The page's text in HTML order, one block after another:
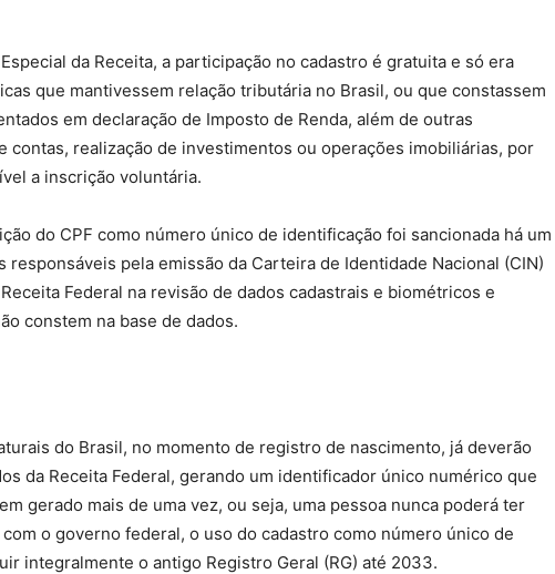
da Receita, a participação no cadastro é gratuita e só era
que mantivessem relação tributária no Brasil, ou que constassem
em declaração de Imposto de Renda, além de outras
contas, realização de investimentos ou operações imobiliárias, por
a inscrição voluntária.
do CPF como número único de identificação foi sancionada há um
responsáveis pela emissão da Carteira de Identidade Nacional (CIN)
Federal na revisão de dados cadastrais e biométricos e
constem na base de dados.
do Brasil, no momento de registro de nascimento, já deverão
da Receita Federal, gerando um identificador único numérico que
gerado mais de uma vez, ou seja, uma pessoa nunca poderá ter
com o governo federal, o uso do cadastro como número único de
integralmente o antigo Registro Geral (RG) até 2033.